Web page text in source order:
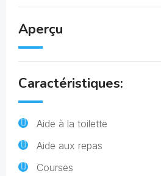
Aperçu
Caractéristiques:
Aide à la toilette
Aide aux repas
Courses